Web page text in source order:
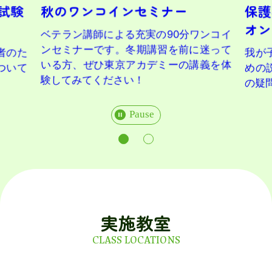
コインセミナー
師による充実の90分ワンコイ
です。冬期講習を前に迷って
ひ東京アカデミーの講義を体
ください！
保護者のための
オンライン説明会
我が子の夢を、応援し
めの説明会です。これ
の疑問や不安をすっき
Pause
実施教室
CLASS LOCATIONS